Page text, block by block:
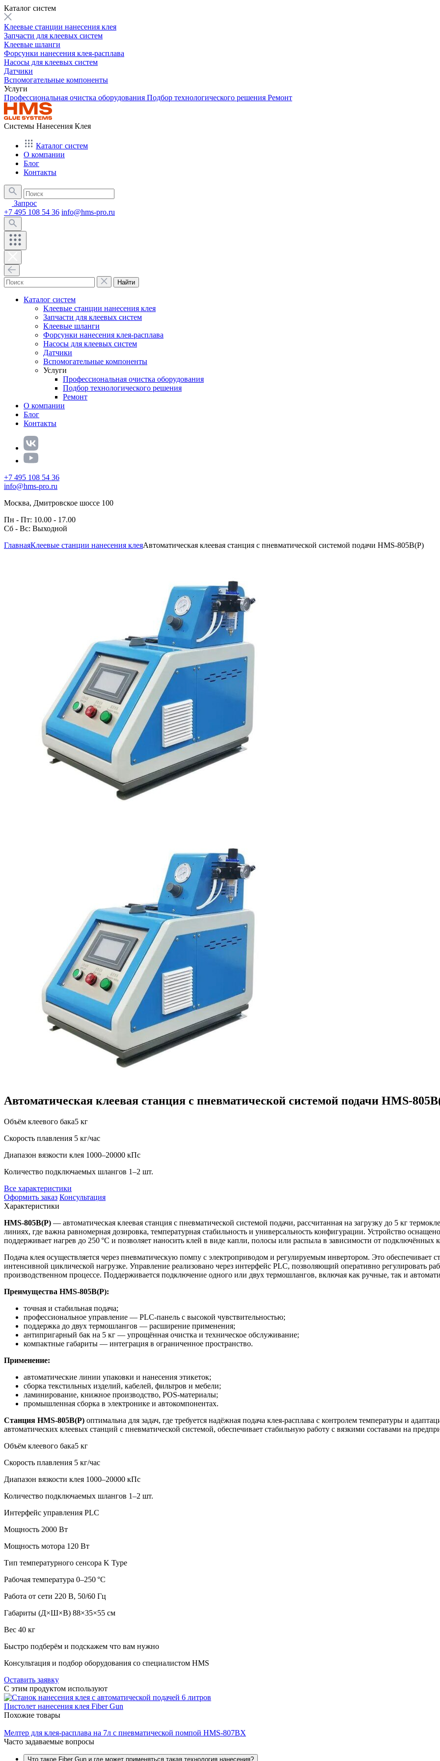
Каталог систем
Клеевые станции нанесения клея
Запчасти для клеевых систем
Клеевые шланги
Форсунки нанесения клея-расплава
Насосы для клеевых систем
Датчики
Вспомогательные компоненты
Услуги
Профессиональная очистка оборудования Подбор технологического решения Ремонт
Системы Нанесения Клея
Каталог систем
О компании
Блог
Контакты
Запрос
+7 495 108 54 36 info@hms-pro.ru
Найти
Каталог систем
Клеевые станции нанесения клея
Запчасти для клеевых систем
Клеевые шланги
Форсунки нанесения клея-расплава
Насосы для клеевых систем
Датчики
Вспомогательные компоненты
Услуги
Профессиональная очистка оборудования
Подбор технологического решения
Ремонт
О компании
Блог
Контакты
+7 495 108 54 36
info@hms-pro.ru
Москва, Дмитровское шоссе 100
Пн - Пт: 10.00 - 17.00
Сб - Вс: Выходной
ГлавнаяКлеевые станции нанесения клеяАвтоматическая клеевая станция с пневматической системой подачи HMS-805B(P)
Автоматическая клеевая станция с пневматической системой подачи HMS-
Объём клеевого бака5 кг
Скорость плавления 5 кг/час
Диапазон вязкости клея 1000–20000 кПс
Количество подключаемых шлангов 1–2 шт.
Все характеристики
Оформить заказ Консультация
Характеристики
HMS-805B(P) — автоматическая клеевая станция с пневматической системой подачи, рассчитанная на загрузку до 5 кг
линиях, где важна равномерная дозировка, температурная стабильность и универсальность конфигурации. Устройство
поддерживает нагрев до 250 °C и позволяет наносить клей в виде капли, полосы или распыла в зависимости от подключённых
Подача клея осуществляется через пневматическую помпу с электроприводом и регулируемым инвертором. Это обеспечивает
интенсивной циклической нагрузке. Управление реализовано через интерфейс PLC, позволяющий оперативно регулировать
производственном процессе. Поддерживается подключение одного или двух термошлангов, включая как ручные, так и
Преимущества HMS-805B(P):
точная и стабильная подача;
профессиональное управление — PLC-панель с высокой чувствительностью;
поддержка до двух термошлангов — расширение применения;
антипригарный бак на 5 кг — упрощённая очистка и техническое обслуживание;
компактные габариты — интеграция в ограниченное пространство.
Применение:
автоматические линии упаковки и нанесения этикеток;
сборка текстильных изделий, кабелей, фильтров и мебели;
ламинирование, книжное производство, POS-материалы;
промышленная сборка в электронике и автокомпонентах.
Станция HMS-805B(P) оптимальна для задач, где требуется надёжная подача клея-расплава с контролем температуры и
автоматических клеевых станций с пневматической системой, обеспечивает стабильную работу с вязкими составами на
Объём клеевого бака5 кг
Скорость плавления 5 кг/час
Диапазон вязкости клея 1000–20000 кПс
Количество подключаемых шлангов 1–2 шт.
Интерфейс управления PLC
Мощность 2000 Вт
Мощность мотора 120 Вт
Тип температурного сенсора K Type
Рабочая температура 0–250 °C
Работа от сети 220 В, 50/60 Гц
Габариты (Д×Ш×В) 88×35×55 см
Вес 40 кг
Быстро подберём и подскажем что вам нужно
Консультация и подбор оборудования со специалистом HMS
Оставить заявку
C этим продуктом используют
Пистолет нанесения клея Fiber Gun
Похожие товары
Мелтер для клея-расплава на 7л с пневматической помпой HMS-807BX
Часто задаваемые вопросы
Что такое Fiber Gun и где может применяться такая технология нанесения?